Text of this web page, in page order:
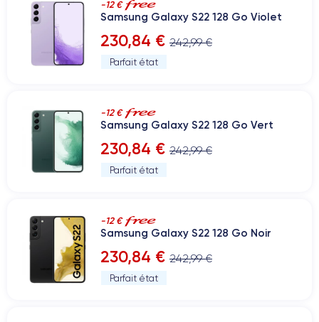
-12 €
Samsung Galaxy S22 128 Go Violet
230,84 € 242,99 €
Parfait état
-12 €
Samsung Galaxy S22 128 Go Vert
230,84 € 242,99 €
Parfait état
-12 €
Samsung Galaxy S22 128 Go Noir
230,84 € 242,99 €
Parfait état